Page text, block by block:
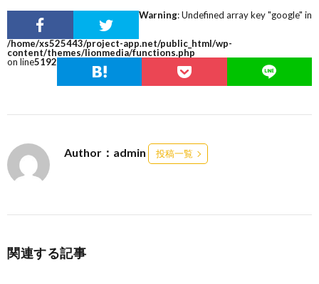
Warning: Undefined array key "google" in
/home/xs525443/project-app.net/public_html/wp-
content/themes/lionmedia/functions.php
on line5192
Author：admin 投稿一覧
関連する記事